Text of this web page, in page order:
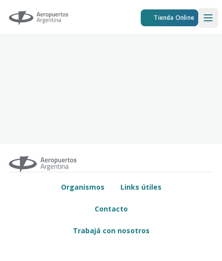
Aeropuertos Argentina Tienda Online
Organismos Links útiles
Contacto
Trabajá con nosotros